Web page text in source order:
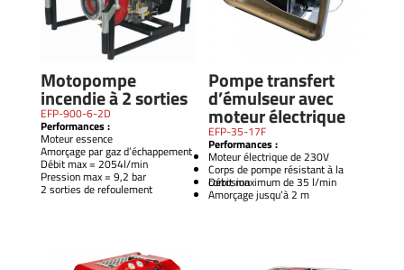
Motopompe
incendie à 2 sorties
EFP-900-6-2D
Performances :
Moteur essence
Amorçage par gaz d’échappement
Débit max = 2054l/min
Pression max = 9,2 bar
2 sorties de refoulement
Pompe transfert
d’émulseur avec
moteur électrique
EFP-35-17F
Performances :
Moteur électrique de 230V
Corps de pompe résistant à la
corrosion
Débit maximum de 35 l/min
Amorçage jusqu’à 2 m